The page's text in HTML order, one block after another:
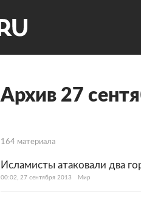
Архив 27
164 материала
Исламисты атаковали два
00:02, 27 сентября 2013 Мир